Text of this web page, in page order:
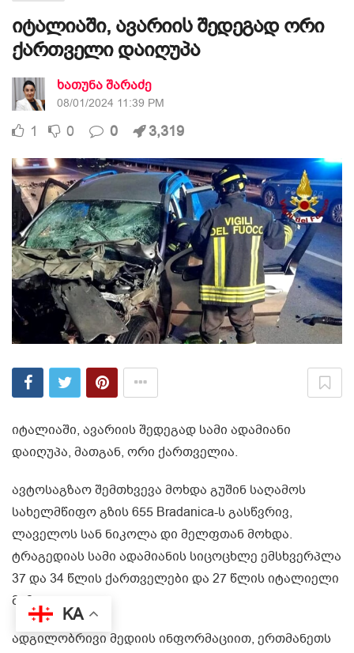
იტალიაში, ავარიის შედეგად ორი
ქართველი დაიღუპა
ხათუნა შარაძე
08/01/2024 11:39 PM
1 0 0 3,319
იტალიაში, ავარიის შედეგად სამი ადამიანი
დაიღუპა, მათგან, ორი ქართველია.
ავტოსაგზაო შემთხვევა მოხდა გუშინ საღამოს
სახელმწიფო გზის 655 Bradanica-ს გასწვრივ,
ლაველოს სან ნიკოლა დი მელფთან მოხდა.
ტრაგედიას სამი ადამიანის სიცოცხლე ემსხვერპლა
37 და 34 წლის ქართველები და 27 წლის იტალიელი
მამაკაცი.
ადგილობრივი მედიის ინფორმაციით, ერთმანეთს
KA